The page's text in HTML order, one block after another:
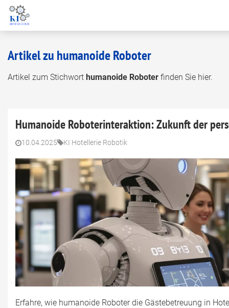
Artikel zu humanoide Roboter
Artikel zum Stichwort humanoide Roboter finden Sie hier.
Humanoide Roboterinteraktion: Zukunft der
10.04.2025 KI Hotellerie Robotik
Erfahre, wie humanoide Roboter die Gästebetreuung in